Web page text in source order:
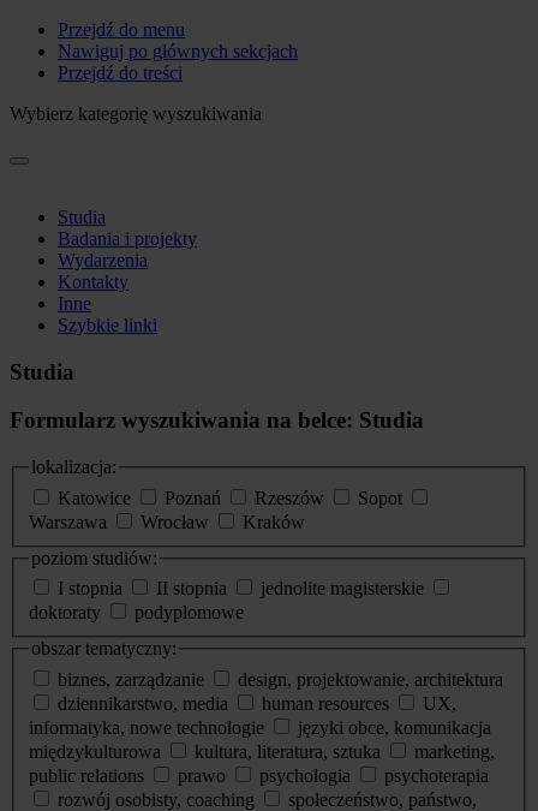
Przejdź do menu
Nawiguj po głównych sekcjach
Przejdź do treści
Wybierz kategorię wyszukiwania
Studia
Badania i projekty
Wydarzenia
Kontakty
Inne
Szybkie linki
Studia
Formularz wyszukiwania na belce: Studia
lokalizacja:
Katowice
Poznań Rzeszów
Sopot
Warszawa
Wrocław
Kraków
poziom studiów:
I stopnia
II stopnia
jednolite magisterskie
doktoraty
podyplomowe
obszar tematyczny:
biznes, zarządzanie
design, projektowanie, architektura
dziennikarstwo, media
human resources
UX,
informatyka, nowe technologie
języki obce, komunikacja
międzykulturowa
kultura, literatura, sztuka
marketing,
public relations
prawo psychologia
psychoterapia
rozwój osobisty, coaching
społeczeństwo, państwo,